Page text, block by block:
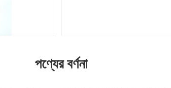
পণ্যের বর্ণনা